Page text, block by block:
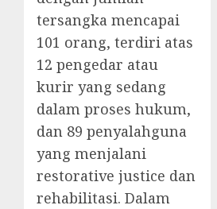
tersangka mencapai
101 orang, terdiri atas
12 pengedar atau
kurir yang sedang
dalam proses hukum,
dan 89 penyalahguna
yang menjalani
restorative justice dan
rehabilitasi. Dalam